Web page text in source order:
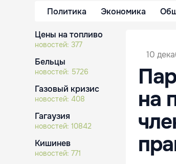
Политика Экономика
Цены на топливо
новостей: 377
Бельцы
новостей: 5726
Газовый кризис
новостей: 408
Гагаузия
новостей: 10842
Кишинев
новостей: 771
10
на